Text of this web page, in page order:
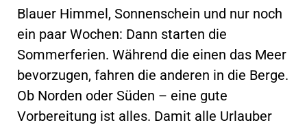
Blauer Himmel, Sonnenschein und nur noch
ein paar Wochen: Dann starten die
Sommerferien. Während die einen das Meer
bevorzugen, fahren die anderen in die Berge.
Ob Norden oder Süden – eine gute
Vorbereitung ist alles. Damit alle Urlauber